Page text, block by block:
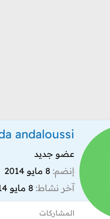
andaloussi
عضو جديد
إنضم 8 مايو 2014
آخر نشاط 8 مايو 2014
المشاركات